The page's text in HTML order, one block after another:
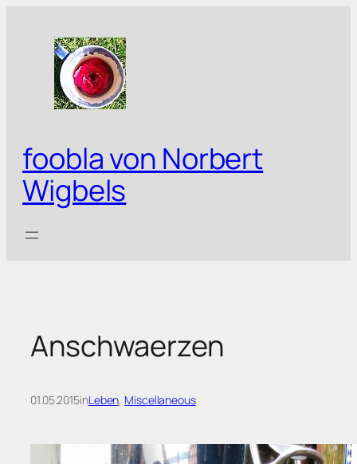
springen
foobla von Norbert
Wigbels
Anschwaerzen
01.05.2015inLeben, Miscellaneous